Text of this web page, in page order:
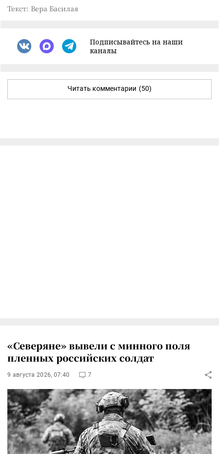
Текст: Вера Басилая
Подписывайтесь на наши
каналы
Читать комментарии (50)
«Северяне» вывели с минного поля
пленных российских солдат
9 августа 2026, 07:40 7